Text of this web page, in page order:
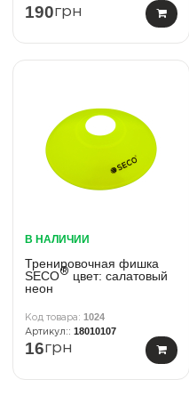
190грн
В НАЛИЧИИ
Тренировочная фишка
SECO® цвет: салатовый
неон
1024
18010107
16грн